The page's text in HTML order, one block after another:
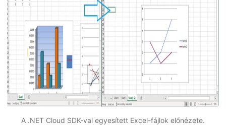
A .NET Cloud SDK-val egyesített Excel-fájlok előnézete.